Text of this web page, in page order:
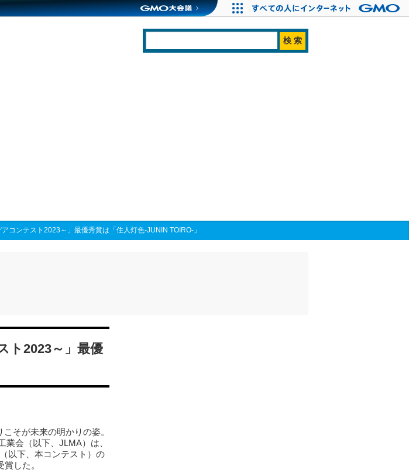
コンテスト2023～」最優秀賞は「住人灯色‐JUNIN TOIRO‐」
ト2023～」最優
そが未来の明かりの姿。
会（以下、JLMA）は、
以下、本コンテスト）の
した。